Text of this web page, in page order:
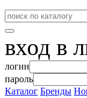
вход в
логин
пароль
Каталог Бренды